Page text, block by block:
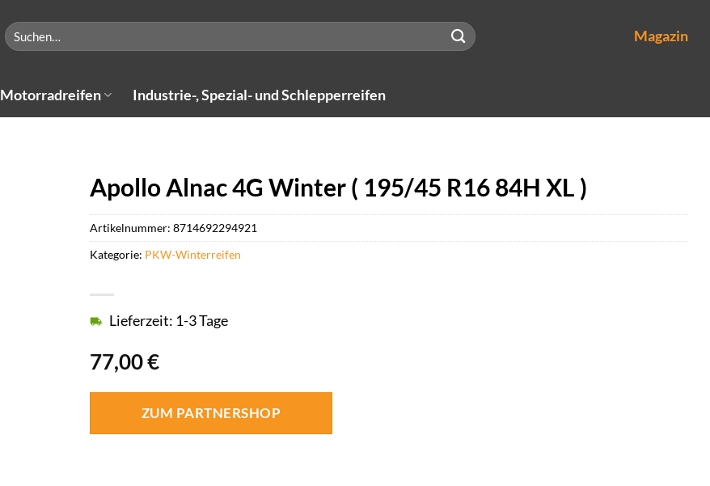
Suchen
nach:
Magazin
Motorradreifen Industrie-, Spezial- und Schlepperreifen
Apollo Alnac 4G Winter ( 195/45 R16 84H XL )
77,00€
Lieferzeit: 1-3 Tage
ZUM PARTNERSHOP
Artikelnummer: 8714692294921
Kategorie: PKW-Winterreifen